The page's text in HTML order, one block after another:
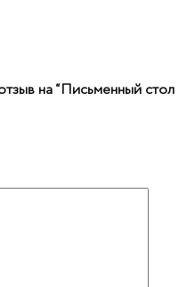
на “Письменный стол